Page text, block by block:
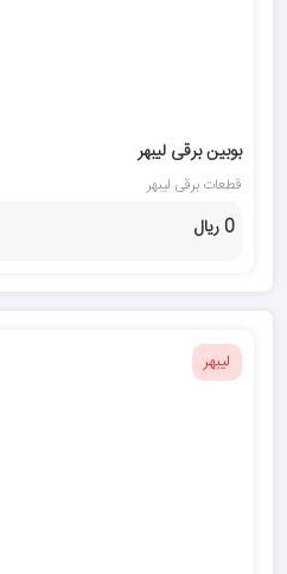
بوبين برقى ليبهر
قطعات برقى ليبهر
0 ریال
لیبهر